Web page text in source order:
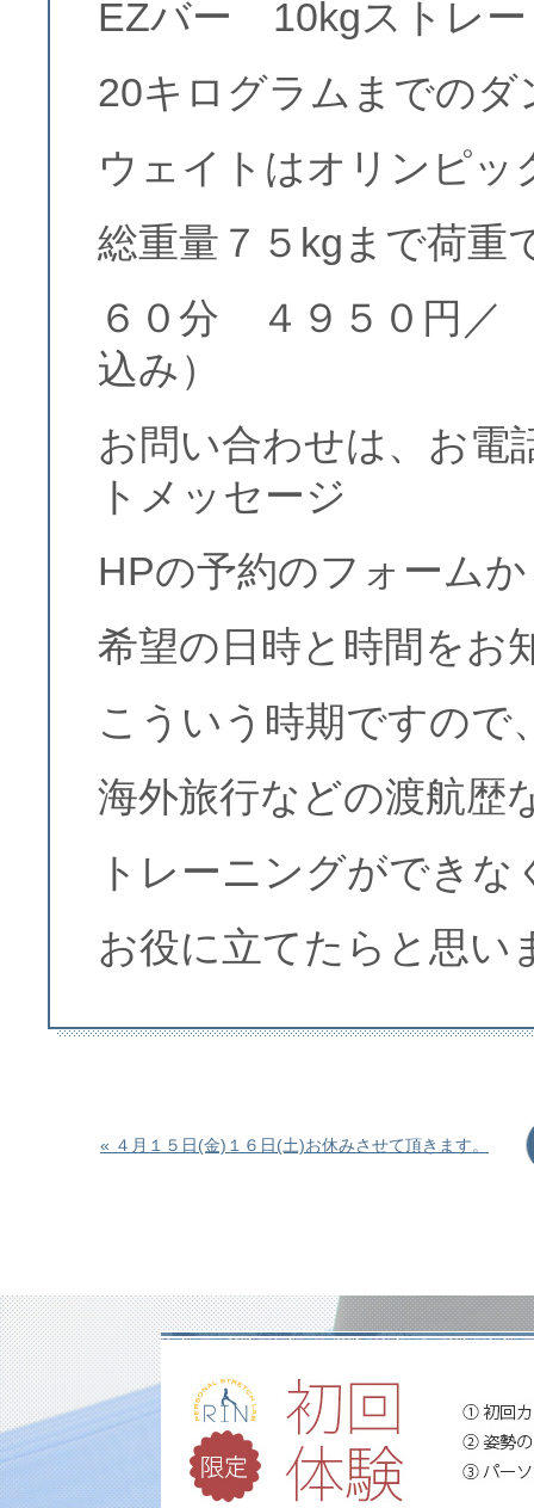
EZバー 10kgストレー
20キログラムまでのダ
ウェイトはオリンピッ
総重量７５kgまで荷重
６０分 ４９５０円
込み）
お問い合わせは、お電
トメッセージ
HPの予約のフォーム
希望の日時と時間をお
こういう時期ですので
海外旅行などの渡航歴
トレーニングができな
お役に立てたらと思い
« ４月１５日(金)１６日(土)お休みさせて頂きます。